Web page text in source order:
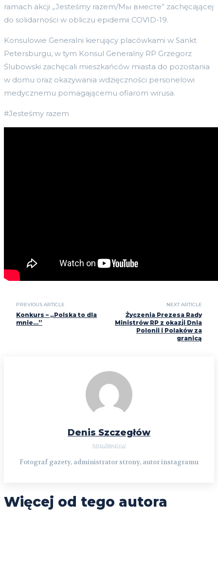
ramach akcji „Jesteśmy razem/Мы вместе” zachęcającej
do solidarności w obliczu epidemii COVID-19.
Konsulowie Generalni kierujący placówkami w Sankt
Petersburgu, w tym Konsul Generalny RP Grzegorz
Ślubowski zachęcali mieszkańców miasta do pozostania
w domu oraz okazywania wdzięczności personelowi
medycznemu pomagającemu ofiarom wirusa.
#Jesteśmy razem
PREVIOUS ARTICLE
Konkurs – „Polska to dla
mnie…”
NEXT ARTICLE
Życzenia Prezesa Rady
Ministrów RP z okazji Dnia
Polonii i Polaków za
granicą
Denis Szczegłów
http://degl.ru/
Fotograf gazety, administrator strony, autor instagramu
Więcej od tego autora